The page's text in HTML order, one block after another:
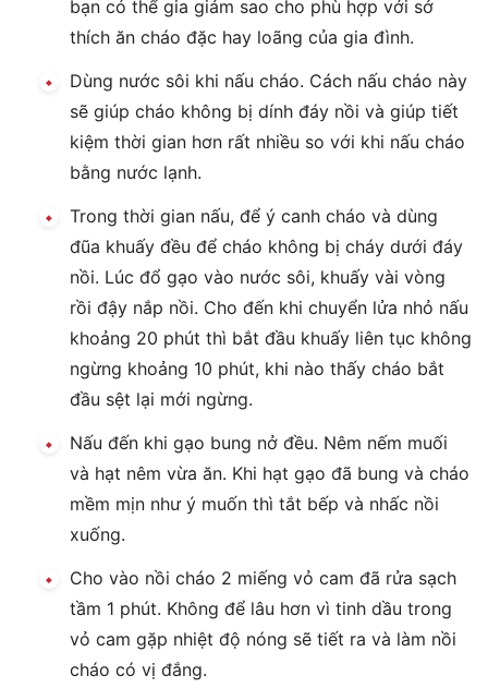
bạn có thể gia giảm sao cho phù hợp với sở
thích ăn cháo đặc hay loãng của gia đình.
Dùng nước sôi khi nấu cháo. Cách nấu cháo này
sẽ giúp cháo không bị dính đáy nồi và giúp tiết
kiệm thời gian hơn rất nhiều so với khi nấu cháo
bằng nước lạnh.
Trong thời gian nấu, để ý canh cháo và dùng
đũa khuấy đều để cháo không bị cháy dưới đáy
nồi. Lúc đổ gạo vào nước sôi, khuấy vài vòng
rồi đậy nắp nồi. Cho đến khi chuyển lửa nhỏ nấu
khoảng 20 phút thì bắt đầu khuấy liên tục không
ngừng khoảng 10 phút, khi nào thấy cháo bắt
đầu sệt lại mới ngừng.
Nấu đến khi gạo bung nở đều. Nêm nếm muối
và hạt nêm vừa ăn. Khi hạt gạo đã bung và cháo
mềm mịn như ý muốn thì tắt bếp và nhấc nồi
xuống.
Cho vào nồi cháo 2 miếng vỏ cam đã rửa sạch
tầm 1 phút. Không để lâu hơn vì tinh dầu trong
vỏ cam gặp nhiệt độ nóng sẽ tiết ra và làm nồi
cháo có vị đắng.